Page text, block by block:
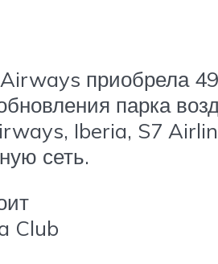
приобрела
парка
Iberia, S7
сеть.
Club